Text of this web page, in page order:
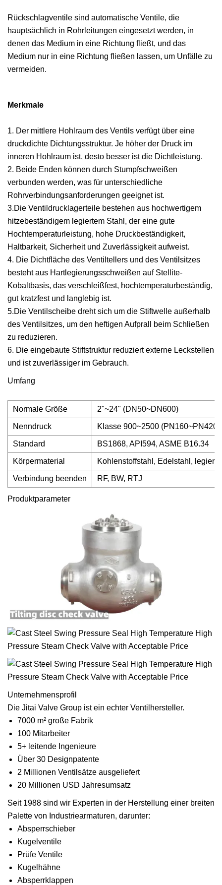
Rückschlagventile sind automatische Ventile, die
hauptsächlich in Rohrleitungen eingesetzt werden, in
denen das Medium in eine Richtung fließt, und das
Medium nur in eine Richtung fließen lassen, um Unfälle zu
vermeiden.
Merkmale
1. Der mittlere Hohlraum des Ventils verfügt über eine
druckdichte Dichtungsstruktur. Je höher der Druck im
inneren Hohlraum ist, desto besser ist die Dichtleistung.
2. Beide Enden können durch Stumpfschweißen
verbunden werden, was für unterschiedliche
Rohrverbindungsanforderungen geeignet ist.
3.Die Ventildrucklagerteile bestehen aus hochwertigem
hitzebeständigem legiertem Stahl, der eine gute
Hochtemperaturleistung, hohe Druckbeständigkeit,
Haltbarkeit, Sicherheit und Zuverlässigkeit aufweist.
4. Die Dichtfläche des Ventiltellers und des Ventilsitzes
besteht aus Hartlegierungsschweißen auf Stellite-
Kobaltbasis, das verschleißfest, hochtemperaturbeständig,
gut kratzfest und langlebig ist.
5.Die Ventilscheibe dreht sich um die Stiftwelle außerhalb
des Ventilsitzes, um den heftigen Aufprall beim Schließen
zu reduzieren.
6. Die eingebaute Stiftstruktur reduziert externe Leckstellen
und ist zuverlässiger im Gebrauch.
Umfang
Normale Größe 2"~24" (DN50~DN600)
Nenndruck Klasse 900~2500 (PN160~PN420)
Standard BS1868, API594, ASME B16.34
Körpermaterial Kohlenstoffstahl, Edelstahl,
Verbindung beenden RF, BW, RTJ
Produktparameter
Unternehmensprofil
Die Jitai Valve Group ist ein echter Ventilhersteller.
7000 m² große Fabrik
100 Mitarbeiter
5+ leitende Ingenieure
Über 30 Designpatente
2 Millionen Ventilsätze ausgeliefert
20 Millionen USD Jahresumsatz
Seit 1988 sind wir Experten in der Herstellung einer breiten
Palette von Industriearmaturen, darunter:
Absperrschieber
Kugelventile
Prüfe Ventile
Kugelhähne
Absperrklappen